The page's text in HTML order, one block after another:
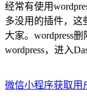
经常有使用
多没用的插件，这
大家。wordpress
wordpress，进入
微信小程序获取用